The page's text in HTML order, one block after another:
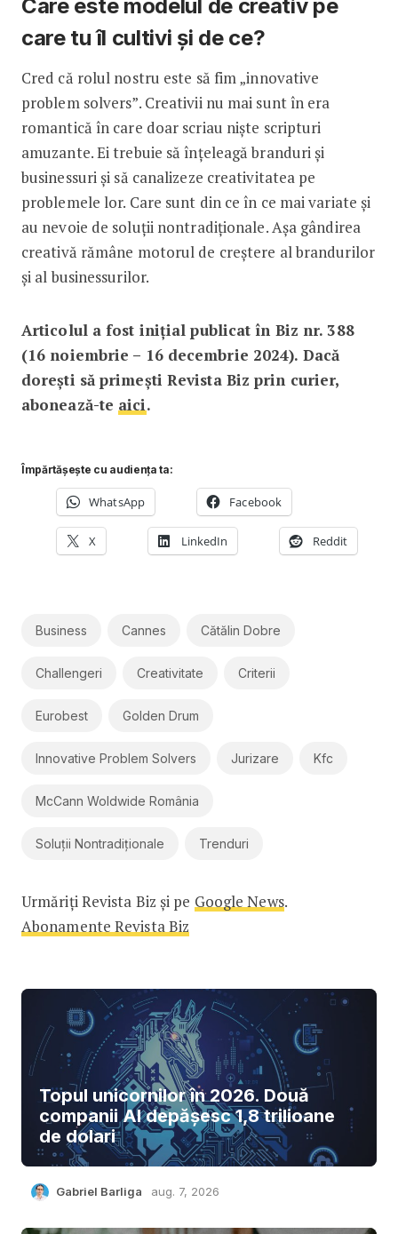
Care este modelul de creativ pe
care tu îl cultivi și de ce?
Cred că rolul nostru este să fim „innovative
problem solvers”. Creativii nu mai sunt în era
romantică în care doar scriau niște scripturi
amuzante. Ei trebuie să înțeleagă branduri și
businessuri și să canalizeze creativitatea pe
problemele lor. Care sunt din ce în ce mai variate și
au nevoie de soluții nontradiționale. Așa gândirea
creativă rămâne motorul de creștere al brandurilor
și al businessurilor.
Articolul a fost inițial publicat în Biz nr. 388
(16 noiembrie – 16 decembrie 2024). Dacă
dorești să primești Revista Biz prin curier,
abonează-te aici.
Împărtășește cu audiența ta:
WhatsApp Facebook
X LinkedIn Reddit
Business Cannes Cătălin Dobre
Challengeri Creativitate Criterii
Eurobest Golden Drum
Innovative Problem Solvers Jurizare Kfc
McCann Woldwide România
Soluții Nontradiționale Trenduri
Urmăriți Revista Biz și pe Google News.
Abonamente Revista Biz
Topul unicornilor în 2026. Două
companii AI depășesc 1,8 trilioane
de dolari
Gabriel Barliga aug. 7, 2026